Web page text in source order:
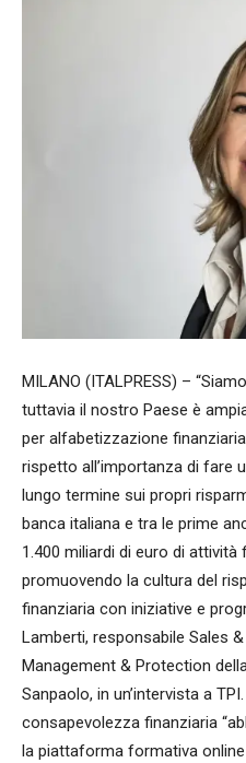
MILANO (ITALPRESS) –
tuttavia il nostro Paese è
per alfabetizzazione
rispetto all’importanza di fare
lungo termine sui propri
banca italiana e tra le prime
1.400 miliardi di euro di attività
promuovendo la cultura del
finanziaria con iniziative e
Lamberti, responsabile Sales
Management & Protection
Sanpaolo, in un’intervista a
consapevolezza finanziaria
la piattaforma formativa